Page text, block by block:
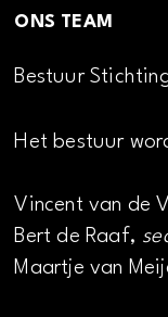
ONS TEAM
Bestuur
Het bestuur
Vincent van de
Bert de Raaf,
Maartje van